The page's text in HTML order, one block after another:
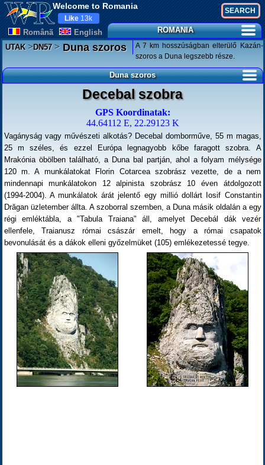
Welcome to Romania
Românã English
Like 13k
ROMANIA
UTAK>DN57>Duna szoros
A 7 km hosszúságban elterülő Kazán-
szoros a Duna legszebb része.
Duna szoros
Decebal szobra
GPS Koordinatak:
44.64112 E, 22.29123 K
Vagányság vagy művészeti alkotás? Decebal domborműve, 55 m magas,
25 m széles, és ezzel Európa legnagyobb kőbe faragott szobra. A
Mrakónia öbölben található, a Duna bal partján, ahol a folyam mélysége
120 m. A munkálatokat Florin Cotarcea szobrász vezette, de a nem
mindennapi munkálatokon 12 alpinista szobrász 10 éven átdolgozott
(1994-2004). A munkálatok árát jelentő egy millió dollárt Iosif Constantin
Drăgan üzletember állta. A szoborral szemben, a Duna másik oldalán a egy
régi emléktábla, a "Tabula Traiana" áll, amelyet Decebál dák vezér
ellenfele, Traianusz római császár emelt, hogy a római csapatok
bevonulását és a dákok elleni győzelmüket (105) emlékezetessé tegye.